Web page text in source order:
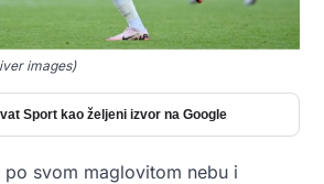
images)
Sport kao željeni izvor na Google
svom maglovitom nebu i